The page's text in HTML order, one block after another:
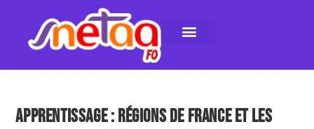
APPRENTISSAGE : RÉGIONS DE FRANCE ET LES